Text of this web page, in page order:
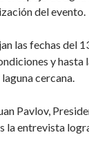
del evento.
las fechas del
y
cercana.
Pavlov,
la entrevista